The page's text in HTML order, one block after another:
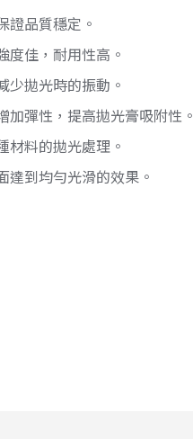
證品質穩定。
度佳，耐用性高。
少拋光時的振動。
加彈性，提高拋光膏吸附性。
材料的拋光處理。
達到均勻光滑的效果。